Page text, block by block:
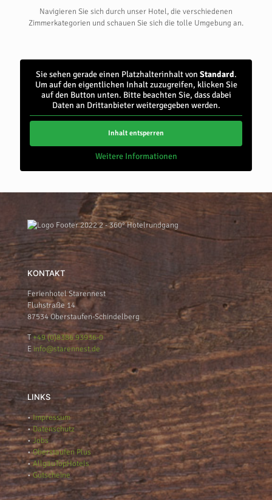
Navigieren Sie sich durch unser Hotel, die verschiedenen
Zimmerkategorien und schauen Sie sich die tolle Umgebung an.
Sie sehen gerade einen Platzhalterinhalt von Standard.
Um auf den eigentlichen Inhalt zuzugreifen, klicken Sie
auf den Button unten. Bitte beachten Sie, dass dabei
Daten an Drittanbieter weitergegeben werden.
Inhalt entsperren
Weitere Informationen
KONTAKT
Ferienhotel Starennest
Fluhstraße 14
87534 Oberstaufen-Schindelberg
T+49 (0)8386 93936-0
E info@starennest.de
LINKS
•Impressum
• Datenschutz
•Jobs
•Oberstaufen Plus
•AllgäuTopHotels
•Gutscheine